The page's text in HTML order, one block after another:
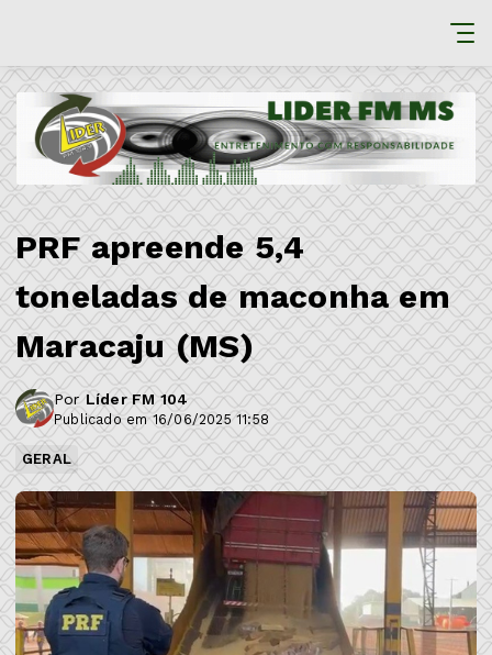
PRF apreende 5,4
toneladas de maconha em
Maracaju (MS)
PorLíder FM 104
Publicado em 16/06/2025 11:58
GERAL